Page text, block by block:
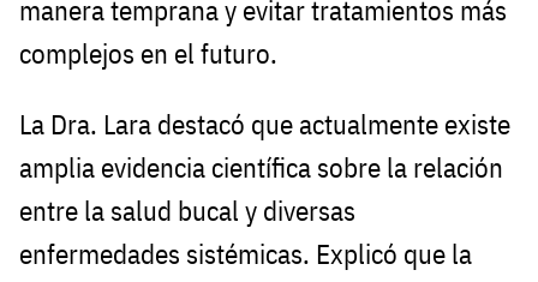
manera temprana y evitar tratamientos más
complejos en el futuro.
La Dra. Lara destacó que actualmente existe
amplia evidencia científica sobre la relación
entre la salud bucal y diversas
enfermedades sistémicas. Explicó que la